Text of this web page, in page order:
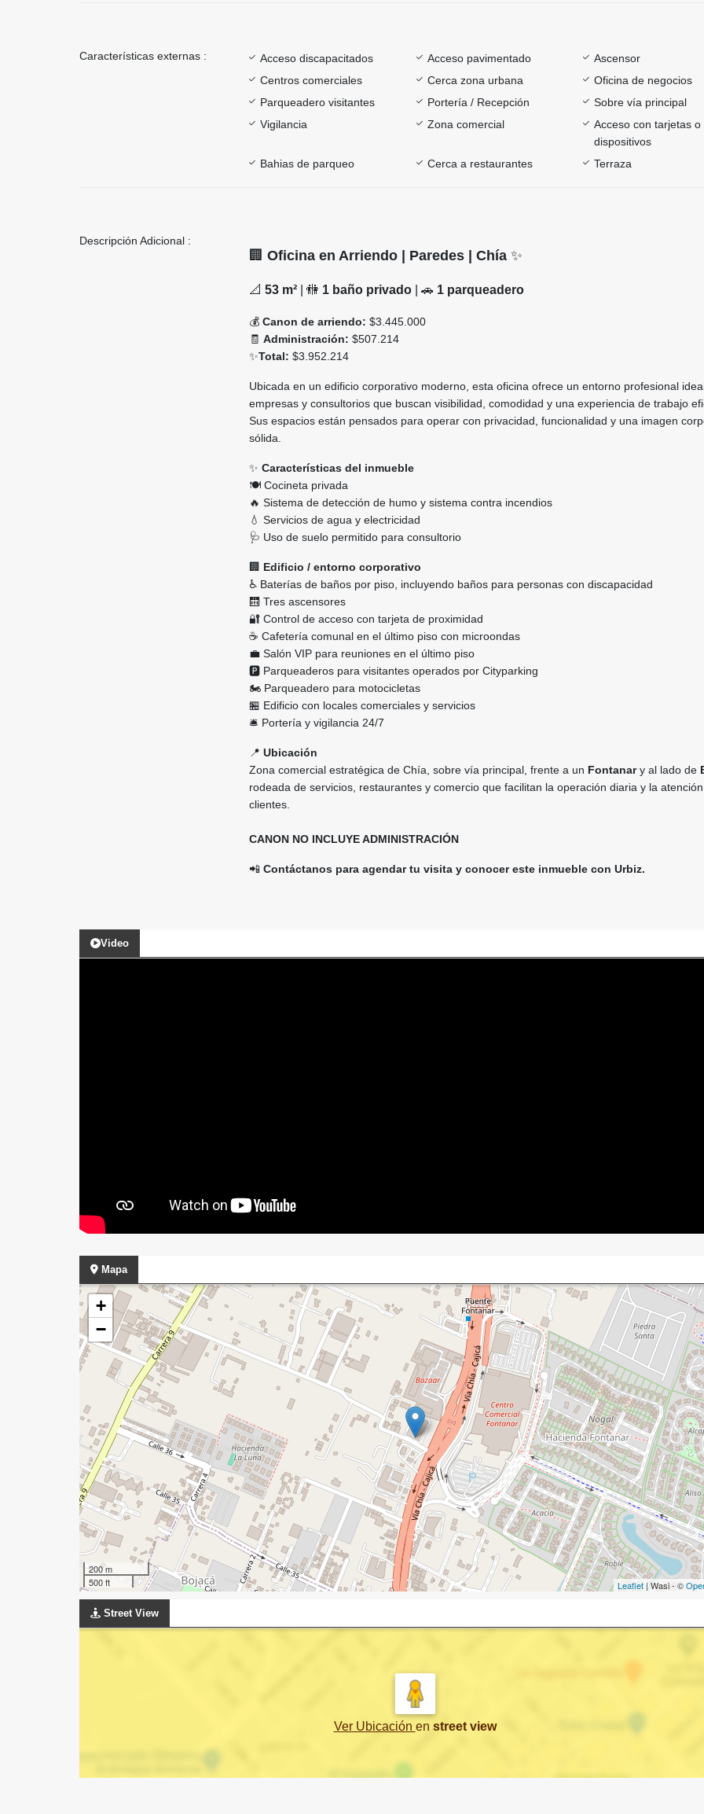
Características externas : Acceso discapacitados Acceso pavimentado
Ascensor
Centros comerciales
Cerca zona urbana
Oficina de negocios
Parqueadero visitantes
Portería / Recepción
Sobre vía principal
Vigilancia
Zona comercial
Acceso con tarjetas o
dispositivos
Bahias de parqueo
Cerca a restaurantes Terraza
Descripción Adicional :
🏢 Oficina en Arriendo | Paredes | Chía ✨
📐 53 m² | 🚻 1 baño privado | 🚗 1 parqueadero
💰 Canon de arriendo: $3.445.000
🧾 Administración: $507.214
✨Total: $3.952.214
Ubicada en un edificio corporativo moderno, esta oficina ofrece un entorno profesional
empresas y consultorios que buscan visibilidad, comodidad y una experiencia de trabajo
Sus espacios están pensados para operar con privacidad, funcionalidad y una imagen
sólida.
✨ Características del inmueble
🍽️ Cocineta privada
🔥 Sistema de detección de humo y sistema contra incendios
💧 Servicios de agua y electricidad
🩺 Uso de suelo permitido para consultorio
🏢 Edificio / entorno corporativo
♿ Baterías de baños por piso, incluyendo baños para personas con discapacidad
🛗 Tres ascensores
🔐 Control de acceso con tarjeta de proximidad
☕ Cafetería comunal en el último piso con microondas
💼 Salón VIP para reuniones en el último piso
🅿️ Parqueaderos para visitantes operados por Cityparking
🏍️ Parqueadero para motocicletas
🏪 Edificio con locales comerciales y servicios
🛎️ Portería y vigilancia 24/7
📍 Ubicación
Zona comercial estratégica de Chía, sobre vía principal, frente a un Fontanary al lado de
rodeada de servicios, restaurantes y comercio que facilitan la operación diaria y la
clientes.
CANON NO INCLUYE ADMINISTRACIÓN
📲 Contáctanos para agendar tu visita y conocer este inmueble con Urbiz.
Video
Mapa
+
−
200 m
500 ft
Leaflet| Wasi - ©
Street View
Ver Ubicación en street view